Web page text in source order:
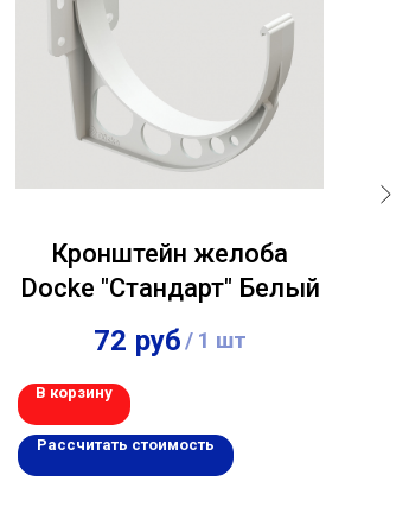
Кронштейн желоба
Docke "Стандарт" Белый
72 руб/ 1 шт
В корзину
Рассчитать стоимость